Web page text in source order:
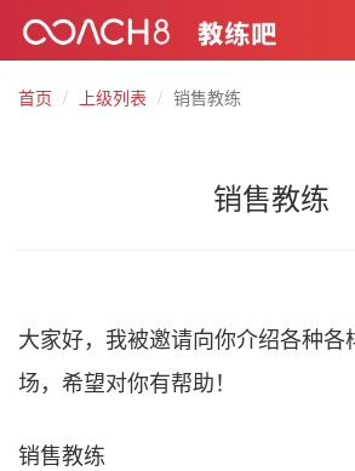
首页
上级列表 销售教练
销售教练
大家好，我被邀请向你介绍各种各
场，希望对你有帮助！
销售教练